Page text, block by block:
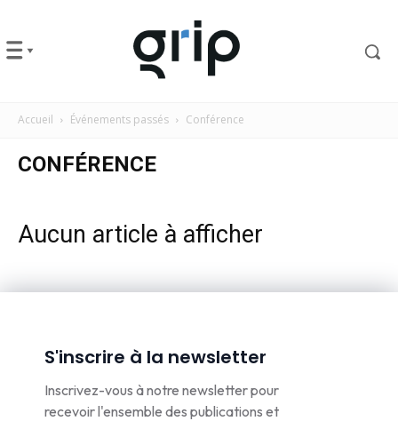
Accueil Événements passés Conférence
CONFÉRENCE
Aucun article à afficher
S'inscrire à la newsletter
Inscrivez-vous à notre newsletter pour
recevoir l'ensemble des publications et